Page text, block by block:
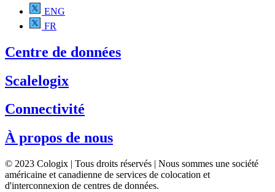
ENG
FR
Centre de données
Scalelogix
Connectivité
À propos de nous
© 2023 Cologix | Tous droits réservés | Nous sommes une société
américaine et canadienne de services de colocation et
d'interconnexion de centres de données.